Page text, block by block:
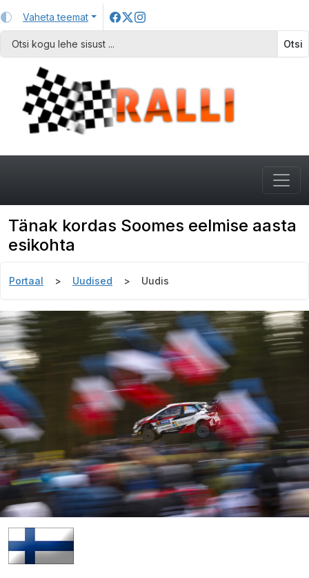
Vaheta teemat
Otsi
Tänak kordas Soomes eelmise aasta
esikohta
Portaal Uudised Uudis